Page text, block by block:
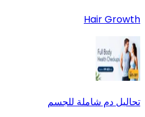
Hair Growth
تحاليل دم شاملة للجسم